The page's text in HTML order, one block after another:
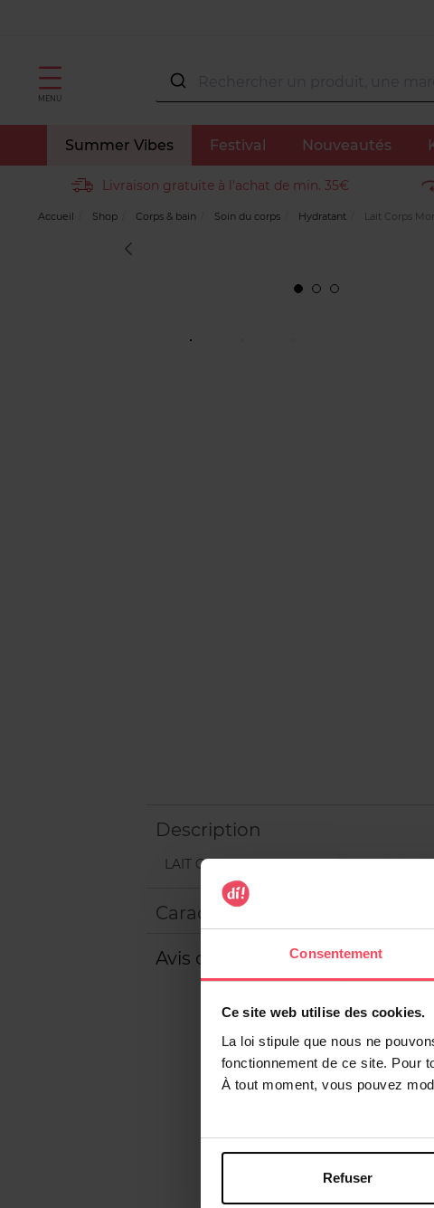
Consentement
Ce site web utilise des cookies.
La loi stipule que nous ne
fonctionnement de ce site. Pour
À tout moment, vous pouvez
Refuser
MENU
Summer Vibes Festival Nouveautés
Livraison gratuite à l'achat de min. 35€
Accueil Shop Corps & bain Soin du corps Hydratant Lait Corps
Description
LAIT CORP HYDRATANT 200ML MONOI
Caractéristiques
Avis client